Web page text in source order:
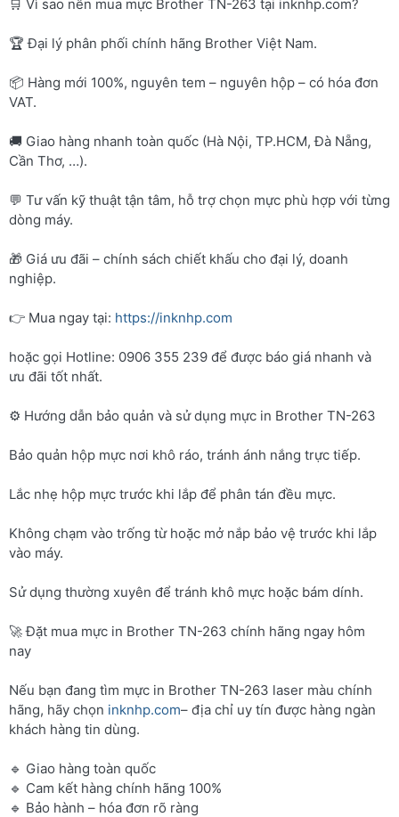
🛒 Vì sao nên mua mực Brother TN-263 tại inknhp.com?
🏆 Đại lý phân phối chính hãng Brother Việt Nam.
📦 Hàng mới 100%, nguyên tem – nguyên hộp – có hóa đơn
VAT.
🚚 Giao hàng nhanh toàn quốc (Hà Nội, TP.HCM, Đà Nẵng,
Cần Thơ, …).
💬 Tư vấn kỹ thuật tận tâm, hỗ trợ chọn mực phù hợp với từng
dòng máy.
🎁 Giá ưu đãi – chính sách chiết khấu cho đại lý, doanh
nghiệp.
👉 Mua ngay tại: https://inknhp.com
hoặc gọi Hotline: 0906 355 239 để được báo giá nhanh và
ưu đãi tốt nhất.
⚙️ Hướng dẫn bảo quản và sử dụng mực in Brother TN-263
Bảo quản hộp mực nơi khô ráo, tránh ánh nắng trực tiếp.
Lắc nhẹ hộp mực trước khi lắp để phân tán đều mực.
Không chạm vào trống từ hoặc mở nắp bảo vệ trước khi lắp
vào máy.
Sử dụng thường xuyên để tránh khô mực hoặc bám dính.
🚀 Đặt mua mực in Brother TN-263 chính hãng ngay hôm
nay
Nếu bạn đang tìm mực in Brother TN-263 laser màu chính
hãng, hãy chọn inknhp.com– địa chỉ uy tín được hàng ngàn
khách hàng tin dùng.
🔹 Giao hàng toàn quốc
🔹 Cam kết hàng chính hãng 100%
🔹 Bảo hành – hóa đơn rõ ràng